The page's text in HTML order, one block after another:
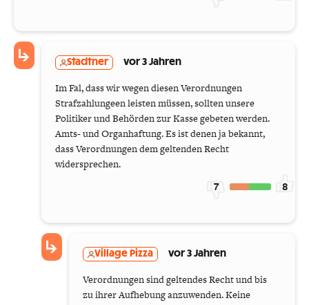
Stadtner vor 3 Jahren
Im Fal, dass wir wegen diesen Verordnungen
Strafzahlungeen leisten müssen, sollten unsere
Politiker und Behörden zur Kasse gebeten werden.
Amts- und Organhaftung. Es ist denen ja bekannt,
dass Verordnungen dem geltenden Recht
widersprechen.
7 8
Village Pizza vor 3 Jahren
Verordnungen sind geltendes Recht und bis
zu ihrer Aufhebung anzuwenden. Keine